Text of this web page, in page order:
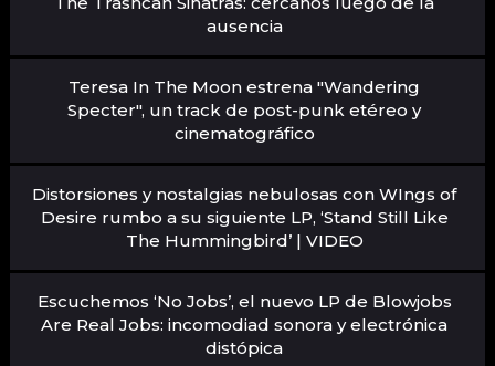
ausencia
Teresa In The Moon estrena "Wandering
Specter", un track de post-punk etéreo y
cinematográfico
Distorsiones y nostalgias nebulosas con WIngs of
Desire rumbo a su siguiente LP, ‘Stand Still Like
The Hummingbird’ | VIDEO
Escuchemos ‘No Jobs’, el nuevo LP de Blowjobs
Are Real Jobs: incomodiad sonora y electrónica
distópica